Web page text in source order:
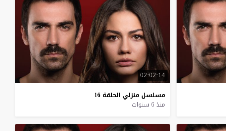
02:02:14
مسلسل منزلي الحلقة 16
منذ 6 سنوات